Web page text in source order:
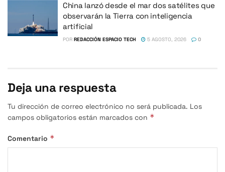
China lanzó desde el mar dos satélites que
observarán la Tierra con inteligencia
artificial
POR REDACCIÓN ESPACIO TECH 5 AGOSTO, 2026 0
Deja una respuesta
Tu dirección de correo electrónico no será publicada. Los
campos obligatorios están marcados con *
Comentario *